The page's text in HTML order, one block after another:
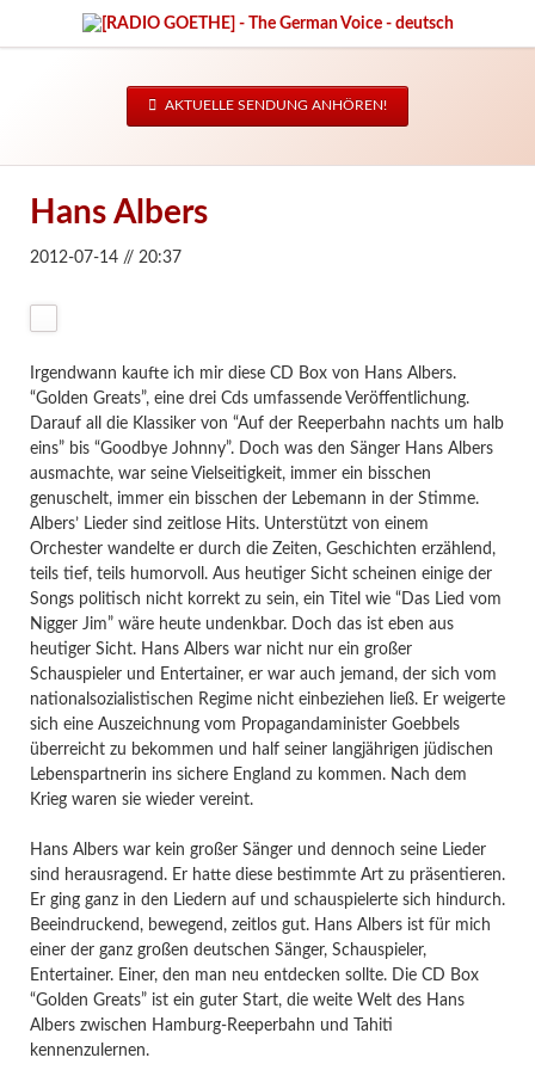
AKTUELLE SENDUNG ANHÖREN!
Hans Albers
2012-07-14 // 20:37
Irgendwann kaufte ich mir diese CD Box von Hans Albers.
“Golden Greats”, eine drei Cds umfassende Veröffentlichung.
Darauf all die Klassiker von “Auf der Reeperbahn nachts um halb
eins” bis “Goodbye Johnny”. Doch was den Sänger Hans Albers
ausmachte, war seine Vielseitigkeit, immer ein bisschen
genuschelt, immer ein bisschen der Lebemann in der Stimme.
Albers’ Lieder sind zeitlose Hits. Unterstützt von einem
Orchester wandelte er durch die Zeiten, Geschichten erzählend,
teils tief, teils humorvoll. Aus heutiger Sicht scheinen einige der
Songs politisch nicht korrekt zu sein, ein Titel wie “Das Lied vom
Nigger Jim” wäre heute undenkbar. Doch das ist eben aus
heutiger Sicht. Hans Albers war nicht nur ein großer
Schauspieler und Entertainer, er war auch jemand, der sich vom
nationalsozialistischen Regime nicht einbeziehen ließ. Er weigerte
sich eine Auszeichnung vom Propagandaminister Goebbels
überreicht zu bekommen und half seiner langjährigen jüdischen
Lebenspartnerin ins sichere England zu kommen. Nach dem
Krieg waren sie wieder vereint.
Hans Albers war kein großer Sänger und dennoch seine Lieder
sind herausragend. Er hatte diese bestimmte Art zu präsentieren.
Er ging ganz in den Liedern auf und schauspielerte sich hindurch.
Beeindruckend, bewegend, zeitlos gut. Hans Albers ist für mich
einer der ganz großen deutschen Sänger, Schauspieler,
Entertainer. Einer, den man neu entdecken sollte. Die CD Box
“Golden Greats” ist ein guter Start, die weite Welt des Hans
Albers zwischen Hamburg-Reeperbahn und Tahiti
kennenzulernen.